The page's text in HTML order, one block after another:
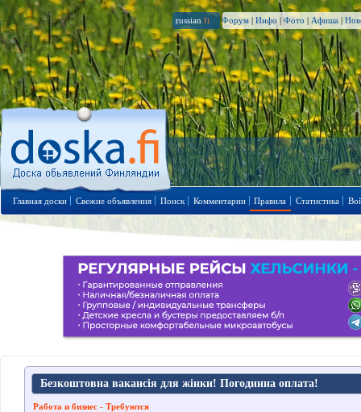
russian .fi Форум | Инфо | Фото | Афиша |
Главная доски Свежие объявления Поиск Комментарии Правила Статистика
Безкоштовна вакансія для жінки! Погодинна оплата!
Работа и бизнес - Требуются